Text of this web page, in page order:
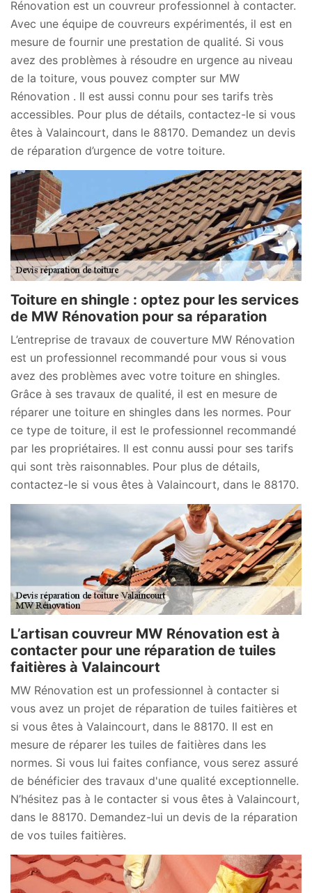
Rénovation est un couvreur professionnel à contacter.
Avec une équipe de couvreurs expérimentés, il est en
mesure de fournir une prestation de qualité. Si vous
avez des problèmes à résoudre en urgence au niveau
de la toiture, vous pouvez compter sur MW
Rénovation . Il est aussi connu pour ses tarifs très
accessibles. Pour plus de détails, contactez-le si vous
êtes à Valaincourt, dans le 88170. Demandez un devis
de réparation d’urgence de votre toiture.
Toiture en shingle : optez pour les services
de MW Rénovation pour sa réparation
L’entreprise de travaux de couverture MW Rénovation
est un professionnel recommandé pour vous si vous
avez des problèmes avec votre toiture en shingles.
Grâce à ses travaux de qualité, il est en mesure de
réparer une toiture en shingles dans les normes. Pour
ce type de toiture, il est le professionnel recommandé
par les propriétaires. Il est connu aussi pour ses tarifs
qui sont très raisonnables. Pour plus de détails,
contactez-le si vous êtes à Valaincourt, dans le 88170.
L’artisan couvreur MW Rénovation est à
contacter pour une réparation de tuiles
faitières à Valaincourt
MW Rénovation est un professionnel à contacter si
vous avez un projet de réparation de tuiles faitières et
si vous êtes à Valaincourt, dans le 88170. Il est en
mesure de réparer les tuiles de faitières dans les
normes. Si vous lui faites confiance, vous serez assuré
de bénéficier des travaux d'une qualité exceptionnelle.
N’hésitez pas à le contacter si vous êtes à Valaincourt,
dans le 88170. Demandez-lui un devis de la réparation
de vos tuiles faitières.